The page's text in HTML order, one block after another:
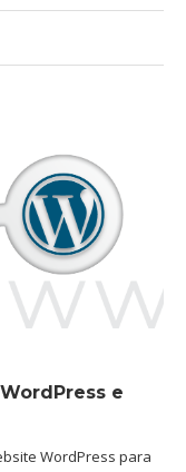
e
WordPress para